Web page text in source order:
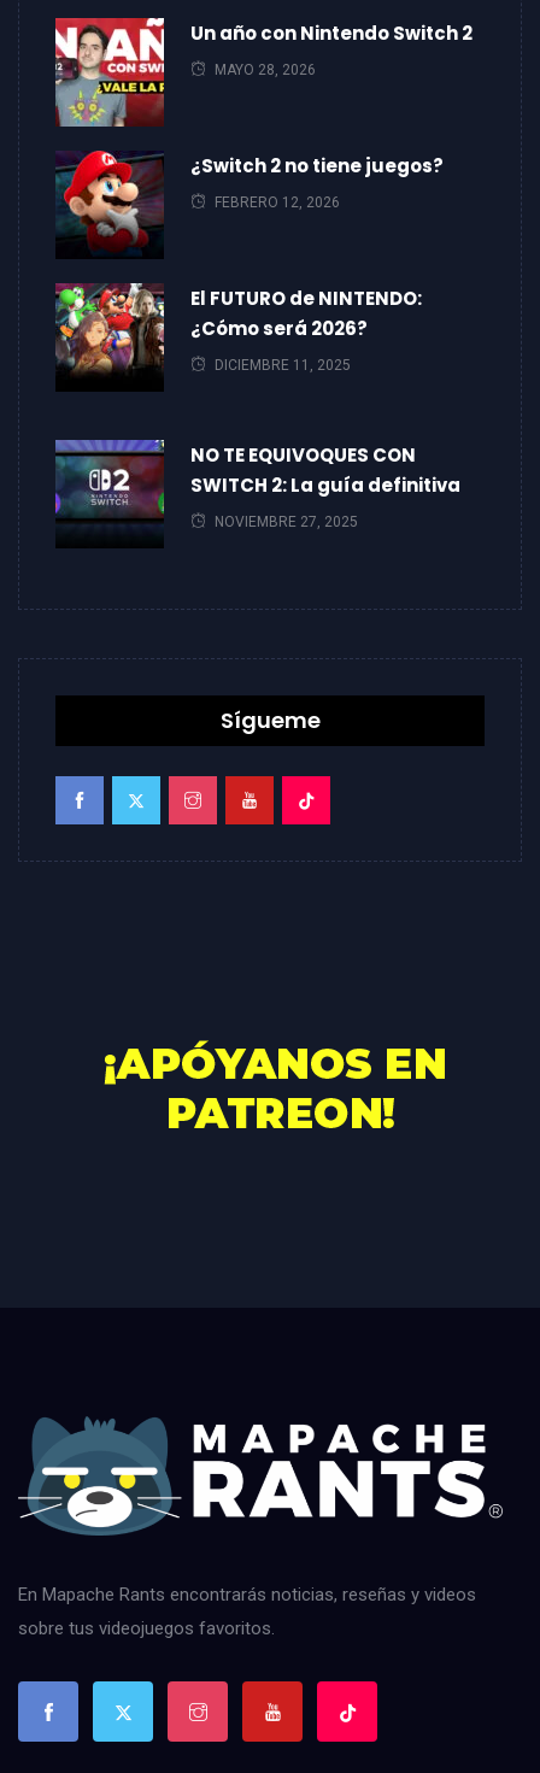
Un año con Nintendo Switch 2
MAYO 28, 2026
¿Switch 2 no tiene juegos?
FEBRERO 12, 2026
El FUTURO de NINTENDO:
¿Cómo será 2026?
DICIEMBRE 11, 2025
NO TE EQUIVOQUES CON
SWITCH 2: La guía definitiva
NOVIEMBRE 27, 2025
Sígueme
En Mapache Rants encontrarás noticias, reseñas y videos
sobre tus videojuegos favoritos.